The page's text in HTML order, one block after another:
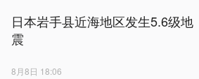
日本岩手县近海地区发生5.6级地
震
8月8日 18:06